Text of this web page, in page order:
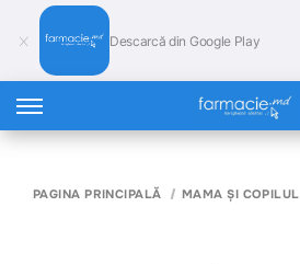
Descarcă din Google Play
PAGINA PRINCIPALĂ MAMA ȘI COPILUL